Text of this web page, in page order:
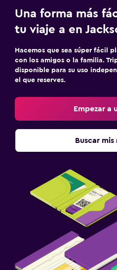
Una forma más
tu viaje a en
Hacemos que sea súper fácil
con los amigos o la familia.
disponible para su uso
el que reserves.
Empezar a
Buscar mis